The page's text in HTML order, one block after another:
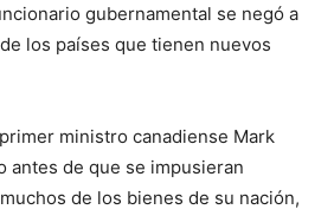
gubernamental se negó a
los países que tienen nuevos
ministro canadiense Mark
antes de que se impusieran
de los bienes de su nación,